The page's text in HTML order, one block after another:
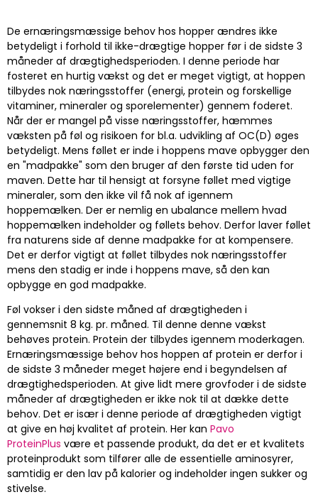
De ernæringsmæssige behov hos hopper ændres ikke
betydeligt i forhold til ikke-drægtige hopper før i de sidste 3
måneder af drægtighedsperioden. I denne periode har
fosteret en hurtig vækst og det er meget vigtigt, at hoppen
tilbydes nok næringsstoffer (energi, protein og forskellige
vitaminer, mineraler og sporelementer) gennem foderet.
Når der er mangel på visse næringsstoffer, hæmmes
væksten på føl og risikoen for bl.a. udvikling af OC(D) øges
betydeligt. Mens føllet er inde i hoppens mave opbygger den
en "madpakke" som den bruger af den første tid uden for
maven. Dette har til hensigt at forsyne føllet med vigtige
mineraler, som den ikke vil få nok af igennem
hoppemælken. Der er nemlig en ubalance mellem hvad
hoppemælken indeholder og føllets behov. Derfor laver føllet
fra naturens side af denne madpakke for at kompensere.
Det er derfor vigtigt at føllet tilbydes nok næringsstoffer
mens den stadig er inde i hoppens mave, så den kan
opbygge en god madpakke.
Føl vokser i den sidste måned af drægtigheden i
gennemsnit 8 kg. pr. måned. Til denne denne vækst
behøves protein. Protein der tilbydes igennem moderkagen.
Ernæringsmæssige behov hos hoppen af protein er derfor i
de sidste 3 måneder meget højere end i begyndelsen af
drægtighedsperioden. At give lidt mere grovfoder i de sidste
måneder af drægtigheden er ikke nok til at dække dette
behov. Det er især i denne periode af drægtigheden vigtigt
at give en høj kvalitet af protein. Her kan Pavo
ProteinPlus være et passende produkt, da det er et kvalitets
proteinprodukt som tilfører alle de essentielle aminosyrer,
samtidig er den lav på kalorier og indeholder ingen sukker og
stivelse.